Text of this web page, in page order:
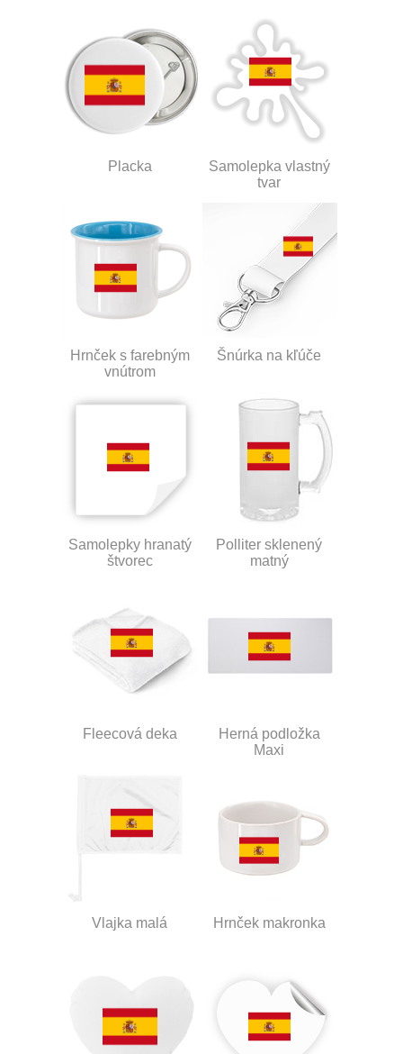
Placka
Samolepka vlastný
tvar
Hrnček s farebným
vnútrom
Šnúrka na kľúče
Samolepky hranatý
štvorec
Polliter sklenený
matný
Fleecová deka
Herná podložka
Maxi
Vlajka malá Hrnček makronka